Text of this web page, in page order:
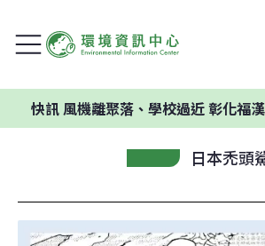
機離聚落、學校過近 彰化福漢風電案環
日本禿頭